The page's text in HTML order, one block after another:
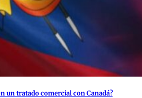
un tratado comercial con Canadá?